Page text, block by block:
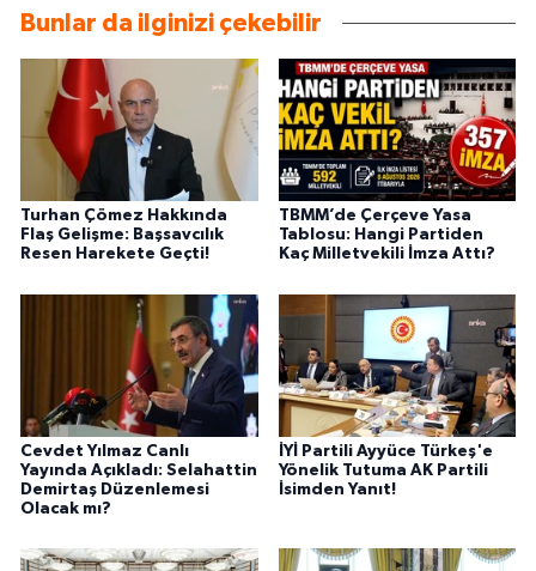
Bunlar da ilginizi çekebilir
Turhan Çömez Hakkında
Flaş Gelişme: Başsavcılık
Resen Harekete Geçti!
TBMM’de Çerçeve Yasa
Tablosu: Hangi Partiden
Kaç Milletvekili İmza Attı?
Cevdet Yılmaz Canlı
Yayında Açıkladı: Selahattin
Demirtaş Düzenlemesi
Olacak mı?
İYİ Partili Ayyüce Türkeş'e
Yönelik Tutuma AK Partili
İsimden Yanıt!